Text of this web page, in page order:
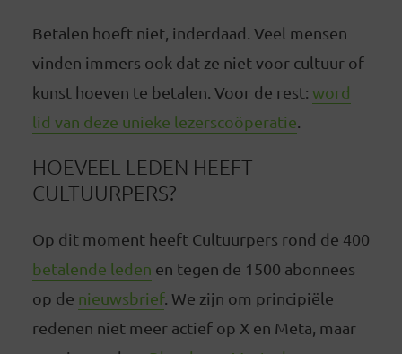
Betalen hoeft niet, inderdaad. Veel mensen
vinden immers ook dat ze niet voor cultuur of
kunst hoeven te betalen. Voor de rest: word
lid van deze unieke lezerscoöperatie
HOEVEEL LEDEN HEEFT
CULTUURPERS?
Op dit moment heeft Cultuurpers rond de 400
betalende leden en tegen de 1500 abonnees
op de nieuwsbrief. We zijn om principiële
redenen niet meer actief op X en Meta, maar